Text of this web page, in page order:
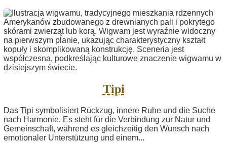
Tipi
Das Tipi symbolisiert Rückzug, innere Ruhe und die Suche
nach Harmonie. Es steht für die Verbindung zur Natur und
Gemeinschaft, während es gleichzeitig den Wunsch nach
emotionaler Unterstützung und einem...